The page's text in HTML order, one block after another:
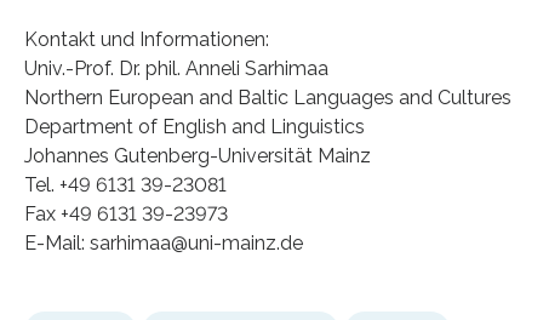
Kontakt und Informationen:
Univ.-Prof. Dr. phil. Anneli Sarhimaa
Northern European and Baltic Languages and Cultures
Department of English and Linguistics
Johannes Gutenberg-Universität Mainz
Tel. +49 6131 39-23081
Fax +49 6131 39-23973
E-Mail: sarhimaa@uni-mainz.de